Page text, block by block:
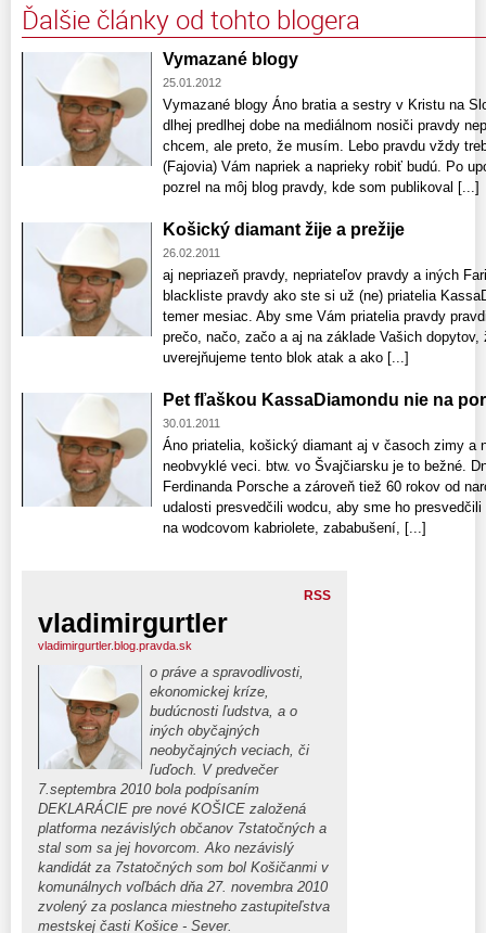
Ďalšie články od tohto blogera
Vymazané blogy
25.01.2012
Vymazané blogy Áno bratia a sestry v Kristu na
dlhej predlhej dobe na mediálnom nosiči pravdy
chcem, ale preto, že musím. Lebo pravdu vždy
(Fajovia) Vám napriek a naprieky robiť budú. Po
pozrel na môj blog pravdy, kde som publikoval [...]
Košický diamant žije a prežije
26.02.2011
aj nepriazeň pravdy, nepriateľov pravdy a iných
blackliste pravdy ako ste si už (ne) priatelia
temer mesiac. Aby sme Vám priatelia pravdy
prečo, načo, začo a aj na základe Vašich
uverejňujeme tento blok atak a ako [...]
Pet fľaškou KassaDiamondu nie na
30.01.2011
Áno priatelia, košický diamant aj v časoch zimy a
neobvyklé veci. btw. vo Švajčiarsku je to bežné.
Ferdinanda Porsche a zároveň tiež 60 rokov od
udalosti presvedčili wodcu, aby sme ho
na wodcovom kabriolete, zababušení, [...]
RSS
vladimirgurtler
vladimirgurtler.blog.pravda.sk
o práve a spravodlivosti,
ekonomickej kríze,
budúcnosti ľudstva, a o
iných obyčajných
neobyčajných veciach, či
ľuďoch. V predvečer
7.septembra 2010 bola podpísaním
DEKLARÁCIE pre nové KOŠICE založená
platforma nezávislých občanov 7statočných a
stal som sa jej hovorcom. Ako nezávislý
kandidát za 7statočných som bol Košičanmi v
komunálnych voľbách dňa 27. novembra 2010
zvolený za poslanca miestneho zastupiteľstva
mestskej časti Košice - Sever.